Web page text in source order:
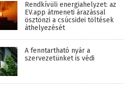
Rendkívüli energiahelyzet: az
EV.app átmeneti árazással
ösztönzi a csúcsidei töltések
áthelyezését
A fenntartható nyár a
szervezetünket is védi